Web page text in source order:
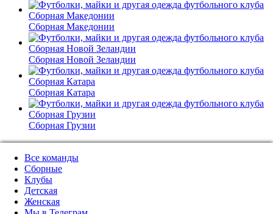
Сборная Македонии
Сборная Новой Зеландии
Сборная Катара
Сборная Грузии
Все команды
Сборные
Клубы
Детская
Женская